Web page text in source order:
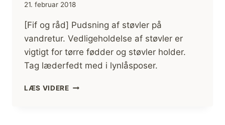
21. februar 2018
[Fif og råd] Pudsning af støvler på
vandretur. Vedligeholdelse af støvler er
vigtigt for tørre fødder og støvler holder.
Tag læderfedt med i lynlåsposer.
LÆS VIDEREPUDSNING